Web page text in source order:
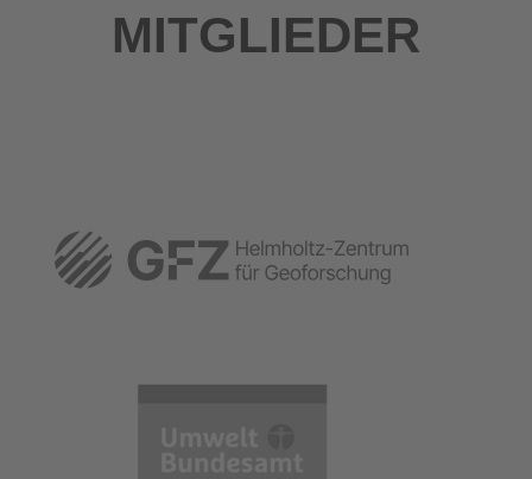
MITGLIEDER